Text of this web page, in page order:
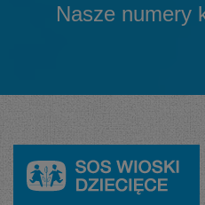
Nasze numery